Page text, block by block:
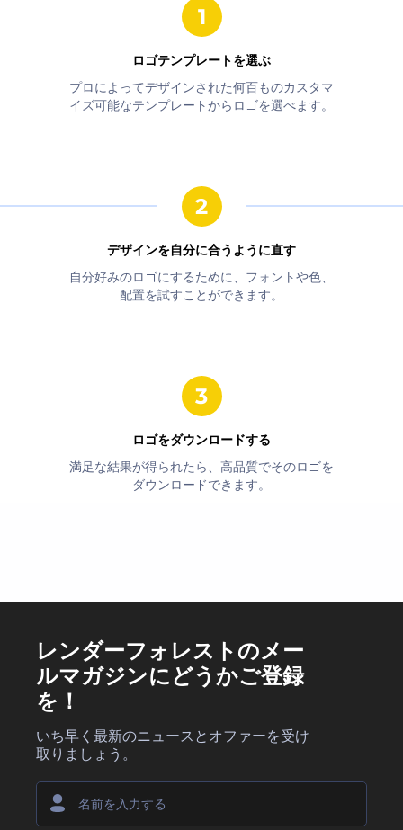
ロゴテンプレートを選ぶ
プロによってデザインされた何百ものカスタマ
イズ可能なテンプレートからロゴを選べます。
デザインを自分に合うように直す
自分好みのロゴにするために、フォントや色、
配置を試すことができます。
ロゴをダウンロードする
満足な結果が得られたら、高品質でそのロゴを
ダウンロードできます。
レンダーフォレストのメー
ルマガジンにどうかご登録
を！
いち早く最新のニュースとオファーを受け
取りましょう。